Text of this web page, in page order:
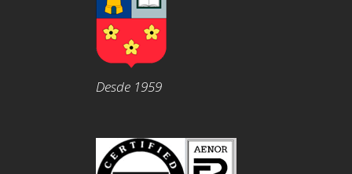
Desde 1959